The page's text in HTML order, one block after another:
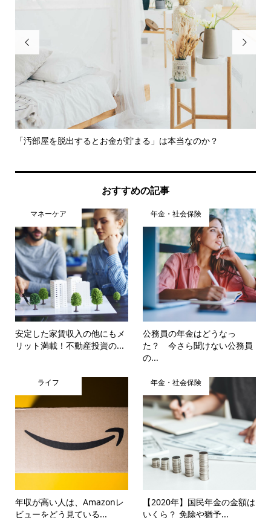

「汚部屋を脱出するとお金が貯まる」は本当なのか？

おすすめの記事
マネーケア
安定した家賃収入の他にもメ
リット満載！不動産投資の...
年金・社会保険
公務員の年金はどうなっ
た？ 今さら聞けない公務員
の...
ライフ
年収が高い人は、Amazonレ
ビューをどう見ている...
年金・社会保険
【2020年】国民年金の金額は
いくら？ 免除や猶予...